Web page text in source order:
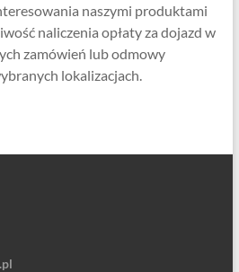
naszymi produktami
naliczenia opłaty za dojazd w
zamówień lub odmowy
lokalizacjach.